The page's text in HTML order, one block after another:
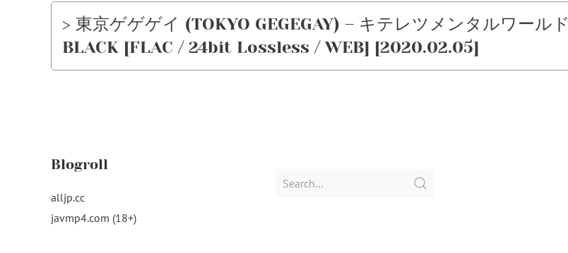
> 東京ゲゲゲイ (TOKYO GEGEGAY) – キテレツメンタルワールド
BLACK [FLAC / 24bit Lossless / WEB] [2020.02.05]
Blogroll
alljp.cc
javmp4.com (18+)
Search